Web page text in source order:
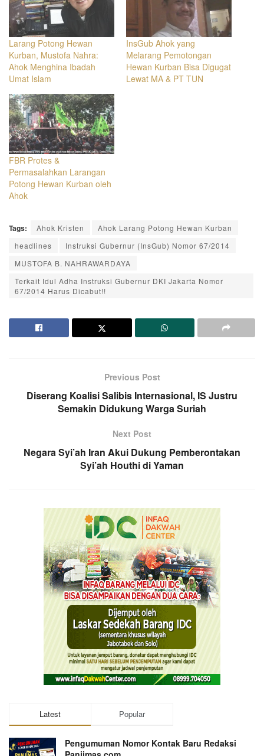
Larang Potong Hewan
Kurban, Mustofa Nahra:
Ahok Menghina Ibadah
Umat Islam
InsGub Ahok yang
Melarang Pemotongan
Hewan Kurban Bisa Digugat
Lewat MA & PT TUN
FBR Protes &
Permasalahkan Larangan
Potong Hewan Kurban oleh
Ahok
Tags: Ahok Kristen
Ahok Larang Potong Hewan Kurban
headlines
Instruksi Gubernur (InsGub) Nomor 67/2014
MUSTOFA B. NAHRAWARDAYA
Terkait Idul Adha Instruksi Gubernur DKI Jakarta Nomor
67/2014 Harus Dicabut!!
Previous Post
Diserang Koalisi Salibis Internasional, IS Justru
Semakin Didukung Warga Suriah
Next Post
Negara Syi’ah Iran Akui Dukung Pemberontakan
Syi’ah Houthi di Yaman
Latest Popular
Pengumuman Nomor Kontak Baru Redaksi